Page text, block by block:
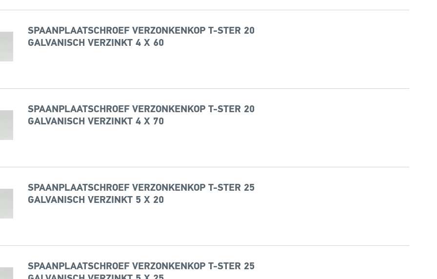
SPAANPLAATSCHROEF VERZONKENKOP T-STER 20
GALVANISCH VERZINKT 4 X 60
SPAANPLAATSCHROEF VERZONKENKOP T-STER 20
GALVANISCH VERZINKT 4 X 70
SPAANPLAATSCHROEF VERZONKENKOP T-STER 25
GALVANISCH VERZINKT 5 X 20
SPAANPLAATSCHROEF VERZONKENKOP T-STER 25